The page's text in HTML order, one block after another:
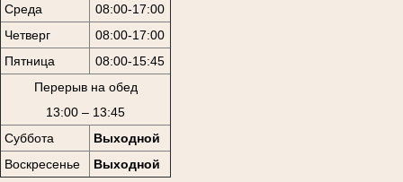
Среда
08:00-17:00
Четверг
08:00-17:00
Пятница
08:00-15:45
Перерыв на обед
13:00 – 13:45
Суббота
Выходной
Воскресенье
Выходной